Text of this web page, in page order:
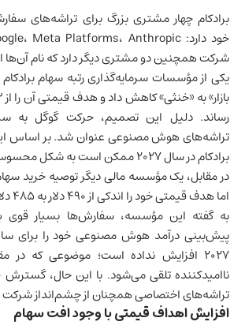
برادکام چهار مشتری بزرگ برای تراشه‌های
شرکت همچنین دو مشتری دیگر دارد که نام
یکی از مؤسسات سرمایه‌گذاری رتبه سهام برادکام
رساند. دلیل این تصمیم، حرکت گوگل به
تراشه‌های هوش مصنوعی عنوان شد. بر اساس این
برادکام در سال ۲۰۲۷ ممکن است به شکل محسوسی کاهش یابد.
در مقابل، یک مؤسسه مالی دیگر توصیه خرید
اما هدف قیمتی خود را اندکی از ۴۹۰ دلار به ۴۸۵ دلار کاهش داد.
به گفته این مؤسسه، سفارش‌ها بسیار قوی
۲۰۲۷ افزایش نداده است؛ موضوعی که در
ناامیدکننده تلقی می‌شود. با این حال، گسترش
تراشه‌های اختصاصی همچنان از چشم‌انداز
افزایش اهداف قیمتی با وجود افت سهام